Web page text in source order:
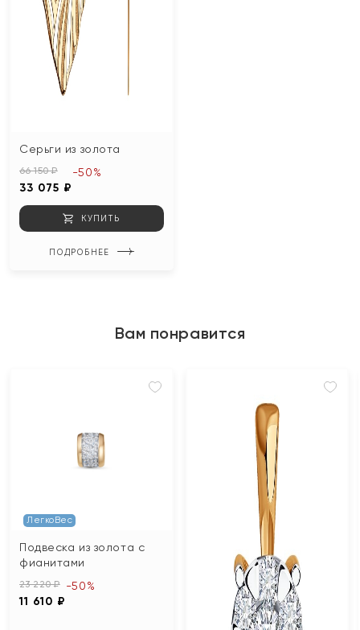
Серьги из золота
66 150 ₽
33 075 ₽
-50%
КУПИТЬ
ПОДРОБНЕЕ
Вам понравится
ЛегкоВес
Подвеска из золота с
фианитами
23 220 ₽
11 610 ₽
-50%